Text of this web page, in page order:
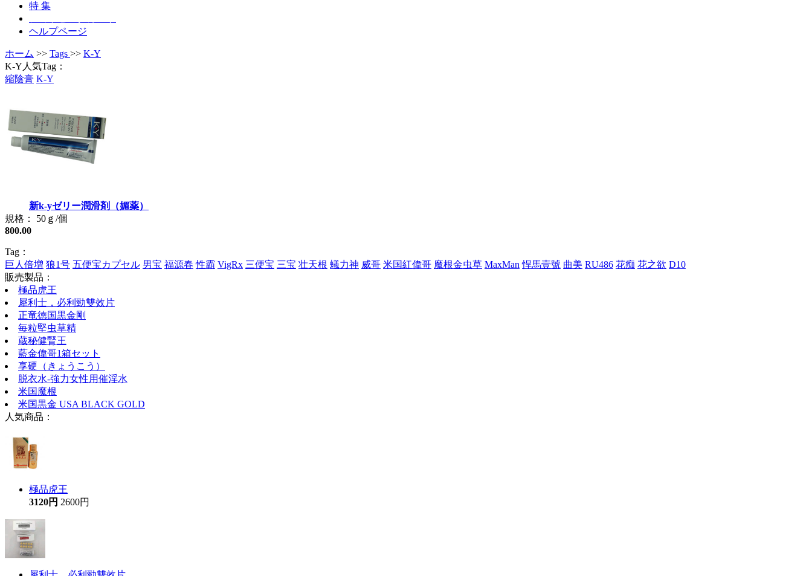
特 集
ヘルプページ
ホーム >> Tags >> K-Y
K-Y人気Tag：
縮陰膏 K-Y
新k-yゼリー潤滑剤（媚薬）
規格： 50ｇ/個
800.00
Tag：
巨人倍増 狼1号 五便宝カプセル 男宝 福源春 性霸 VigRx 三便宝 三宝 壮天根 蟻力神 威哥 米国紅偉哥 魔根金虫草 MaxMan 悍馬壹號 曲美 RU486 花痴 花之欲 D10
販売製品：
極品虎王
犀利士，必利勁雙效片
正竜徳国黒金剛
毎粒堅虫草精
蔵秘健腎王
藍金偉哥1箱セット
享硬（きょうこう）
脱衣水-強力女性用催淫水
米国魔根
米国黒金 USA BLACK GOLD
人気商品：
極品虎王
3120円 2600円